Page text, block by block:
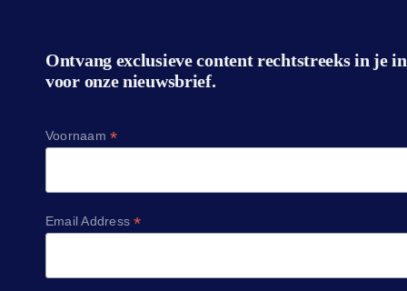
Ontvang exclusieve content rechtstreeks in je
voor onze nieuwsbrief.
Voornaam*
Email Address*